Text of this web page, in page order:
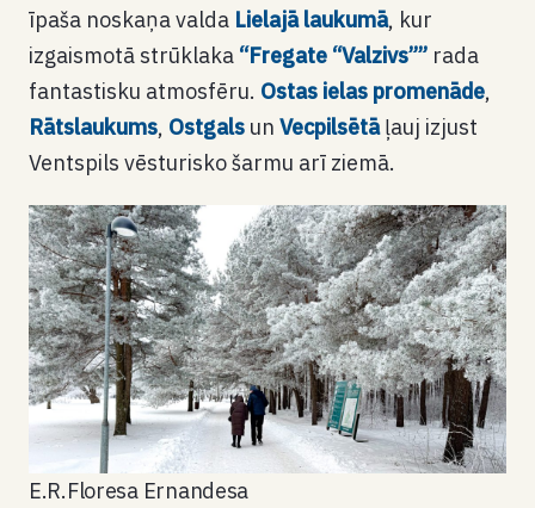
īpaša noskaņa valda Lielajā laukumā, kur
izgaismotā strūklaka “Fregate “Valzivs”” rada
fantastisku atmosfēru. Ostas ielas promenāde,
Rātslaukums, Ostgals un Vecpilsētāļauj izjust
Ventspils vēsturisko šarmu arī ziemā.
E.R.Floresa Ernandesa